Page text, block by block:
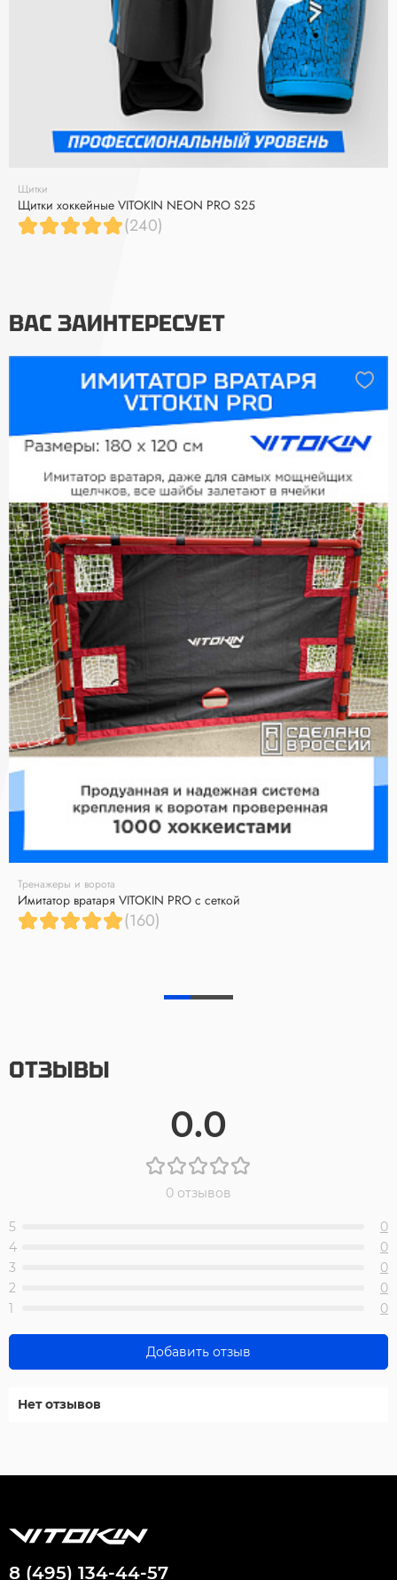
Щитки
Щитки хоккейные VITOKIN NEON PRO S25
(240)
ВАС ЗАИНТЕРЕСУЕТ
Тренажеры и ворота
Имитатор вратаря VITOKIN PRO с сеткой
(160)
ОТЗЫВЫ
0.0
0 отзывов
5
0
4
0
3
0
2
0
1
0
Добавить отзыв
Нет отзывов
8 (495) 134-44-57